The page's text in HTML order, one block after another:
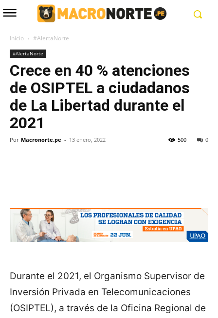
Inicio #AlertaNorte
#AlertaNorte
Crece en 40 % atenciones
de OSIPTEL a ciudadanos
de La Libertad durante el
2021
Por Macronorte.pe - 13 enero, 2022 0
500
Durante el 2021, el Organismo Supervisor de
Inversión Privada en Telecomunicaciones
(OSIPTEL), a través de la Oficina Regional de